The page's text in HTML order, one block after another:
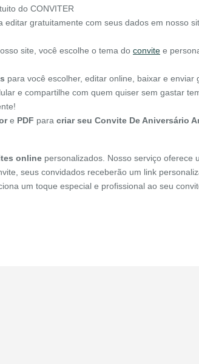
do CONVITER
editar gratuitamente com seus dados em nosso
site, você escolhe o tema do convite e
para você escolher, editar online, baixar e
e compartilhe com quem quiser sem gastar
e PDF para criar seu Convite De Aniversário
online personalizados. Nosso serviço oferece
seus convidados receberão um link
um toque especial e profissional ao seu